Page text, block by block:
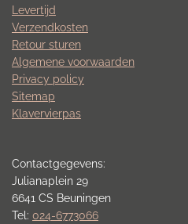
Levertijd
Verzendkosten
Retour sturen
Algemene voorwaarden
Privacy policy
Sitemap
Klavervierpas
Contactgegevens:
Julianaplein 29
6641 CS Beuningen
Tel: 024-6773066